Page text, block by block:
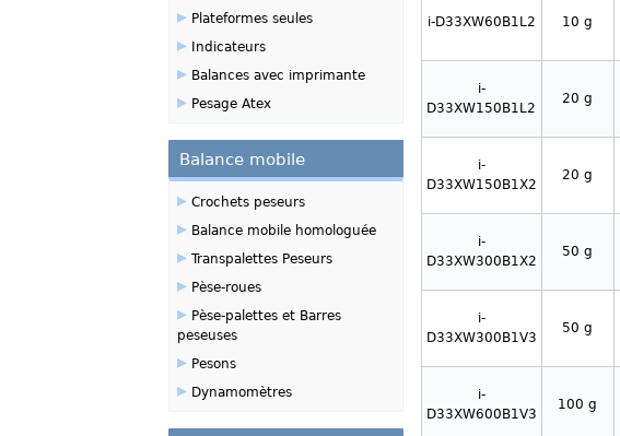
i-D33XW60B1L2 10 g
i-
D33XW150B1L2
20 g
i-
D33XW150B1X2
20 g
i-
D33XW300B1X2
50 g
i-
D33XW300B1V3
50 g
i-
D33XW600B1V3
100 g
▸Plateformes seules
▸Indicateurs
▸Balances avec imprimante
▸Pesage Atex
Balance mobile
▸Crochets peseurs
▸Balance mobile homologuée
▸Transpalettes Peseurs
▸Pèse-roues
▸Pèse-palettes et Barres
peseuses
▸Pesons
▸Dynamomètres